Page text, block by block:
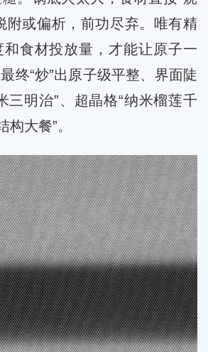
或偏析，前功尽弃。唯有精
食材投放量，才能让原子一
终“炒”出原子级平整、界面陡
三明治”、超晶格“纳米榴莲千
构大餐”。